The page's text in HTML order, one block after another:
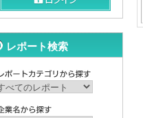
レポート検索